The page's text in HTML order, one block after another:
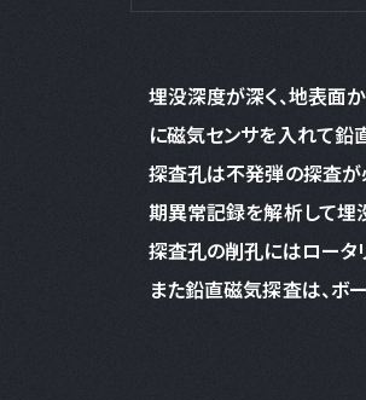
埋没深度が深く、地表面
に磁気センサを入れて鉛
探査孔は不発弾の探査が
期異常記録を解析して埋
探査孔の削孔にはロータ
また鉛直磁気探査は、ボ